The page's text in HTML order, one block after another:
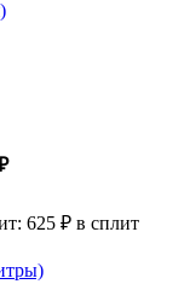
625 ₽ в сплит